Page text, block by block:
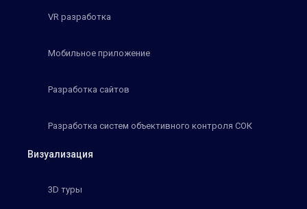
VR разработка
Мобильное приложение
Разработка сайтов
Разработка систем объективного контроля СОК
Визуализация
3D туры